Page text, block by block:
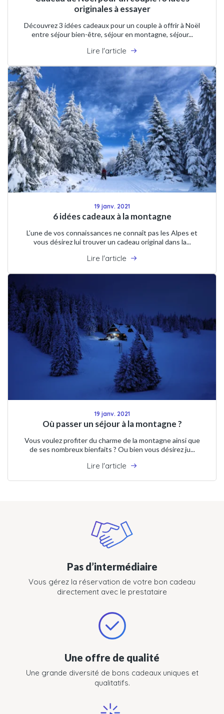
originales à essayer
Découvrez 3 idées cadeaux pour un couple à offrir à Noël
entre séjour bien-être, séjour en montagne, séjour...
Lire l'article
19 janv. 2021
6 idées cadeaux à la montagne
L’une de vos connaissances ne connaît pas les Alpes et
vous désirez lui trouver un cadeau original dans la...
Lire l'article
19 janv. 2021
Où passer un séjour à la montagne ?
Vous voulez profiter du charme de la montagne ainsi que
de ses nombreux bienfaits ? Ou bien vous désirez ju...
Lire l'article
Pas d’intermédiaire
Vous gérez la réservation de votre bon cadeau
directement avec le prestataire
Une offre de qualité
Une grande diversité de bons cadeaux uniques et
qualitatifs.